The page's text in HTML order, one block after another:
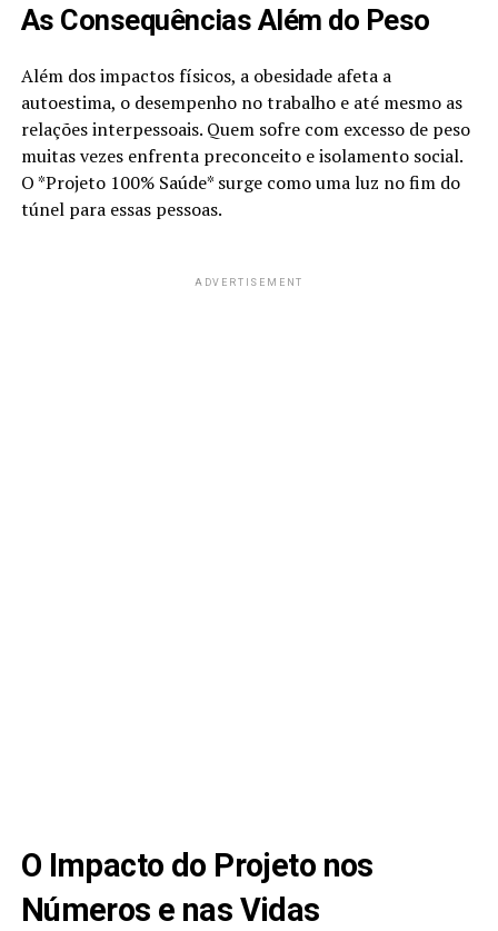
As Consequências Além do Peso
Além dos impactos físicos, a obesidade afeta a
autoestima, o desempenho no trabalho e até mesmo as
relações interpessoais. Quem sofre com excesso de peso
muitas vezes enfrenta preconceito e isolamento social.
O *Projeto 100% Saúde* surge como uma luz no fim do
túnel para essas pessoas.
ADVERTISEMENT
O Impacto do Projeto nos
Números e nas Vidas